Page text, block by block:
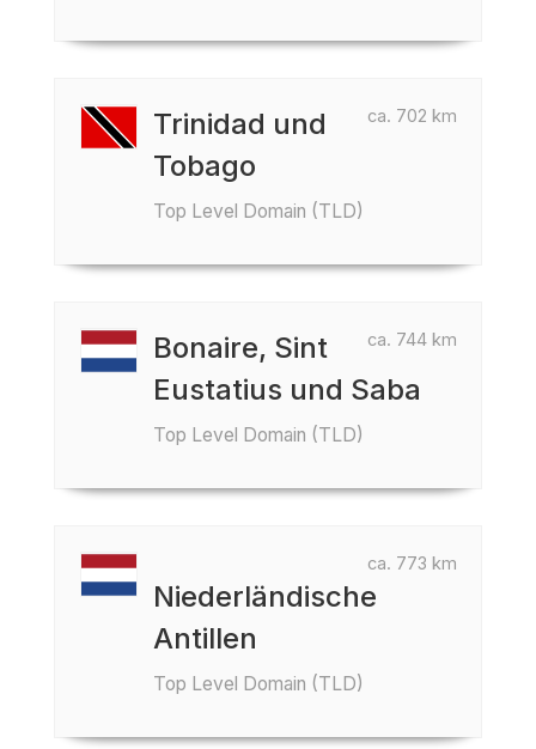
ca. 702 km
Trinidad und
Tobago
Top Level Domain (TLD)
ca. 744 km
Bonaire, Sint
Eustatius und Saba
Top Level Domain (TLD)
ca. 773 km
Niederländische
Antillen
Top Level Domain (TLD)